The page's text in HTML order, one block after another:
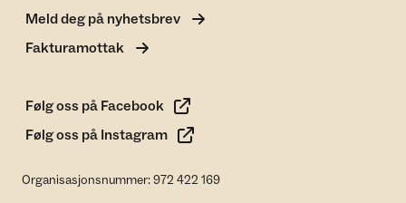
Meld deg på nyhetsbrev
Fakturamottak
Følg oss på Facebook
Følg oss på Instagram
Organisasjonsnummer: 972 422 169